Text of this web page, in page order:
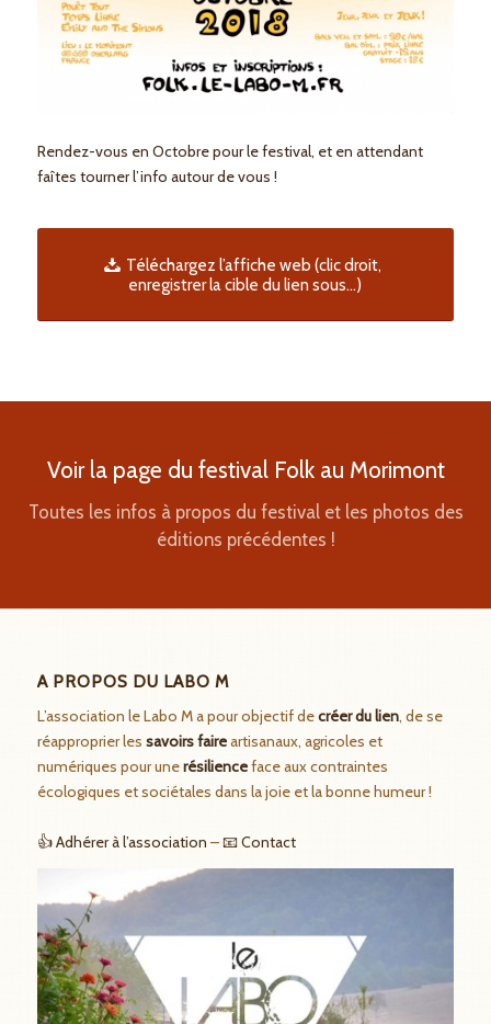
Rendez-vous en Octobre pour le festival, et en attendant
faîtes tourner l’info autour de vous !
Téléchargez l’affiche web (clic droit,
enregistrer la cible du lien sous...)
Voir la page du festival Folk au Morimont
Toutes les infos à propos du festival et les photos des
éditions précédentes !
A PROPOS DU LABO M
L’association le Labo M a pour objectif decréer du lien, de se
réapproprier les savoirs faireartisanaux, agricoles et
numériques pour unerésilienceface aux contraintes
écologiques et sociétales dans la joie et la bonne humeur !
👍 Adhérer à l’association –📧 Contact